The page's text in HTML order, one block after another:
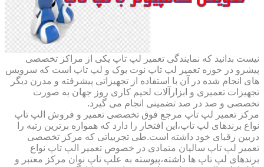
نیست بدانید که نمایندگی تعمیر لپ تاپ یکی از مراکز تخصصی
پیشرو در حوزه تعمیر لپ تاپ نوت بوک و لپ تاپ است که سرویس
های انجام شده در آن با استفاده از تجهیزاتی پیشرفته و مدرن دیگر
تجهیزات تعمیری و ابزارآلات لحیم کاری روز جهان به صورت
تخصصی و صد در صد تضمینی انجام می گیرد.
مرکز تعمیر لپ تاپ مرجع فوق تخصصی تعمیر و فروش الپ تاپ
نواع برندهای لپ تاپ،این افتخار را دارد که همواره برترین رتبه را
دربین رقبای خود داشته است.طی تجربیاتی که مرکز تخصصی
تعمیر لپ تاپ سالیان متمادی در خصوص تعمیر الپ تاپ نواع
برندهای لپ تاپ ها داشته،پیوسته به علپ تاپ نوان مرکز معتبر و